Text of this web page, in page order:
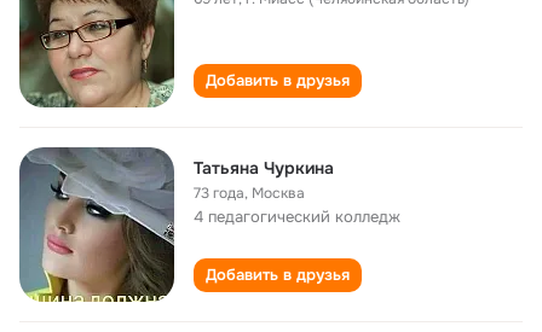
Добавить в друзья
Татьяна Чуркина
73 года, Москва
4 педагогический колледж
Добавить в друзья